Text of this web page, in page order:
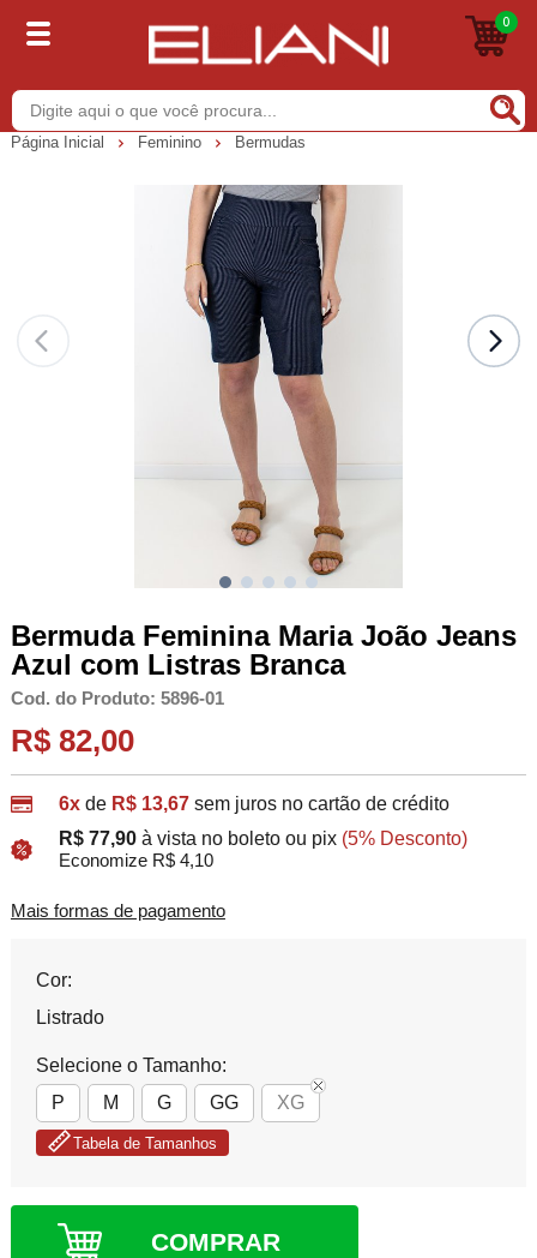
0
Página Inicial Feminino Bermudas
Bermuda Feminina Maria João Jeans
Azul com Listras Branca
Cod. do Produto: 5896-01
R$ 82,00
6xde R$ 13,67 sem juros no cartão de crédito
R$ 77,90 à vista no boleto ou pix (5% Desconto)
Economize R$ 4,10
Mais formas de pagamento
Cor:
Listrado
Selecione o Tamanho:
P
M G GG XG
Tabela de Tamanhos
COMPRAR